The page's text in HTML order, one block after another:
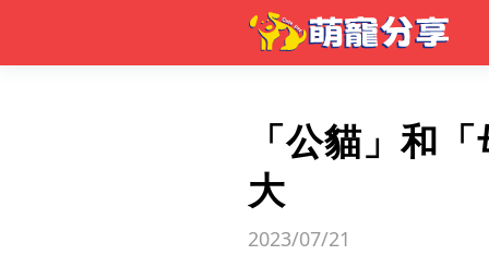
「公貓」和
大
2023/07/21